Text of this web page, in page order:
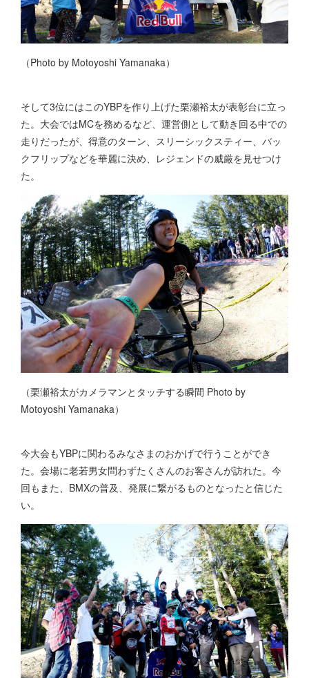
（Photo by Motoyoshi Yamanaka）
そして3位にはこのYBPを作り上げた栗瀬裕太が表彰台に立っ
た。大会ではMCを務めるなど、運営側として動き回る中での
走りだったが、得意のターン、スリーシックスティー、バッ
クフリップなどを華麗に決め、レジェンドの威厳を見せつけ
た。
（栗瀬裕太がカメラマンとタッチする瞬間 Photo by
Motoyoshi Yamanaka）
今大会もYBPに関わるみなさまのおかげで行うことができ
た。会場に老若男女問わずたくさんのお客さんが訪れた。今
回もまた、BMXの普及、発展に繋がるものとなったと信じた
い。